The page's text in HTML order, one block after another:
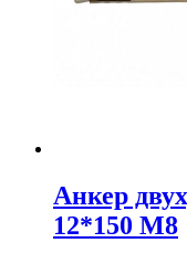
Анкер
12*150 М8